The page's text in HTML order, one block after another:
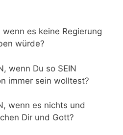
es keine Regierung
würde?
wenn Du so SEIN
immer sein wolltest?
wenn es nichts und
Dir und Gott?